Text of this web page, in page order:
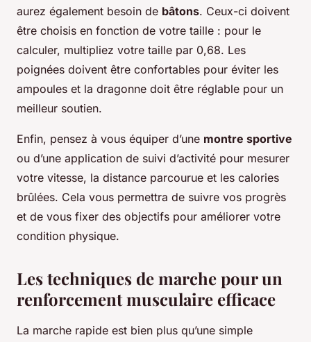
aurez également besoin de bâtons. Ceux-ci doivent
être choisis en fonction de votre taille : pour le
calculer, multipliez votre taille par 0,68. Les
poignées doivent être confortables pour éviter les
ampoules et la dragonne doit être réglable pour un
meilleur soutien.
Enfin, pensez à vous équiper d’une montre sportive
ou d’une application de suivi d’activité pour mesurer
votre vitesse, la distance parcourue et les calories
brûlées. Cela vous permettra de suivre vos progrès
et de vous fixer des objectifs pour améliorer votre
condition physique.
Les techniques de marche pour un
renforcement musculaire efficace
La marche rapide est bien plus qu’une simple